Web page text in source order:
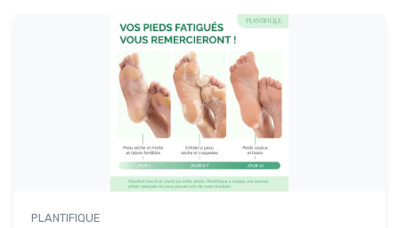
PLANTIFIQUE